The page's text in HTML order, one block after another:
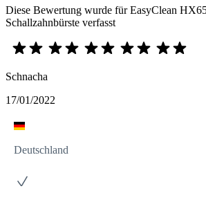
Diese Bewertung wurde für EasyClean
Schallzahnbürste verfasst
Schnacha
17/01/2022
Deutschland